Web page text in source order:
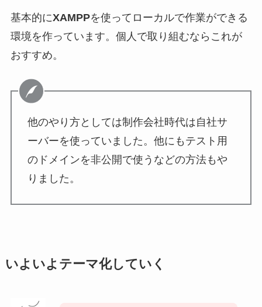
基本的にXAMPPを使ってローカルで作業ができる
環境を作っています。個人で取り組むならこれが
おすすめ。
他のやり方としては制作会社時代は自社サ
ーバーを使っていました。他にもテスト用
のドメインを非公開で使うなどの方法もや
りました。
いよいよテーマ化していく